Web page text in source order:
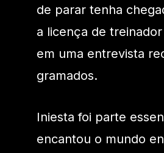
de parar tenha
a licença de
em uma entrevista
gramados.
Iniesta foi parte
encantou o mundo